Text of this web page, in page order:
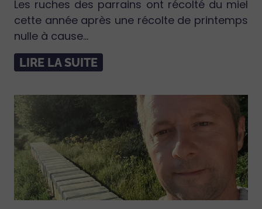
Les ruches des parrains ont récolté du miel
cette année après une récolte de printemps
nulle à cause...
LIRE LA SUITE